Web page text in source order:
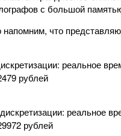
с большой
напомним, что
реальное
рублей
реальное
рублей